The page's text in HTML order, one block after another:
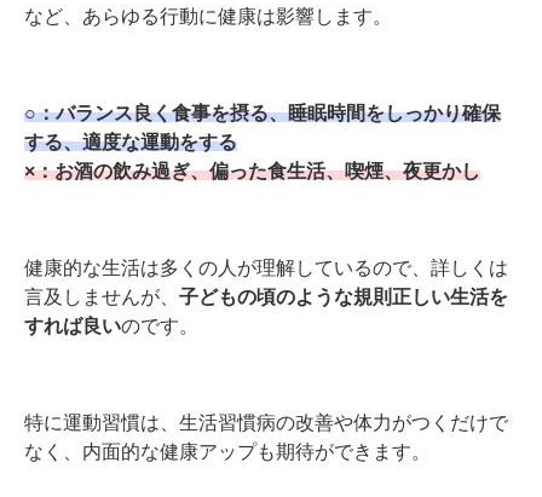
など、あらゆる行動に健康は影響します。
○：バランス良く食事を摂る、睡眠時間をしっかり確保
する、適度な運動をする
×：お酒の飲み過ぎ、偏った食生活、喫煙、夜更かし
健康的な生活は多くの人が理解しているので、詳しくは
言及しませんが、 子どもの頃のような規則正しい生活を
すれば良いのです。
特に運動習慣は、生活習慣病の改善や体力がつくだけで
なく、内面的な健康アップも期待ができます。